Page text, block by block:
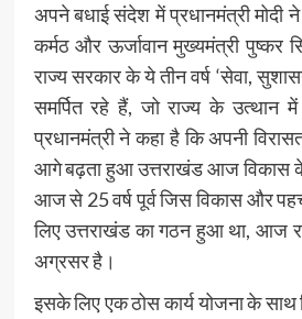
अपने बधाई संदेश में प्रधानमंत्री मोदी
कर्मठ और ऊर्जावान मुख्यमंत्री पुष्कर
राज्य सरकार के ये तीन वर्ष ‘सेवा,
समर्पित रहे हैं, जो राज्य के उत्थान
प्रधानमंत्री ने कहा है कि अपनी
आगे बढ़ता हुआ उत्तराखंड आज विकास
आज से 25 वर्ष पूर्व जिस विकास और
लिए उत्तराखंड का गठन हुआ था, आज
अग्रसर है।
इसके लिए एक ठोस कार्य योजना के साथ